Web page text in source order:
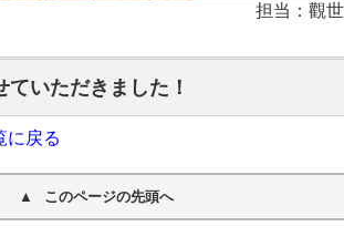
担当：觀世
いただきました！
に戻る
このページの先頭へ